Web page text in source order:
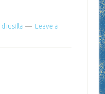
drusilla
Leave a